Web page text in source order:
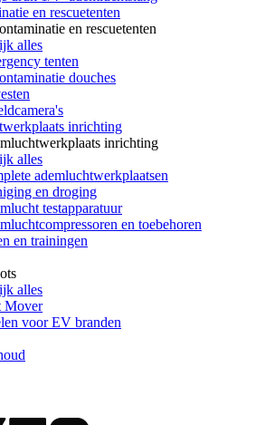
en rescuetenten
en rescuetenten
alles
tenten
douches
inrichting
inrichting
alles
ademluchtwerkplaatsen
en droging
testapparatuur
en toebehoren
en trainingen
alles
Mover
voor EV branden